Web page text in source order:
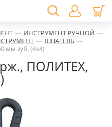
— ИНСТРУМЕНТ РУЧНОЙ —
— ШПАТЕЛЬ —
мм зуб. (4х4)
ПОЛИТЕХ,